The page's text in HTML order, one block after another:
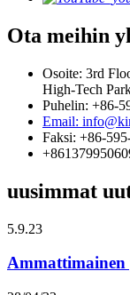
Ota meihin
Osoite: 3rd
High-Tech
Puhelin: +86-
Email:
Faksi: +86-
uusimmat
5.9.23